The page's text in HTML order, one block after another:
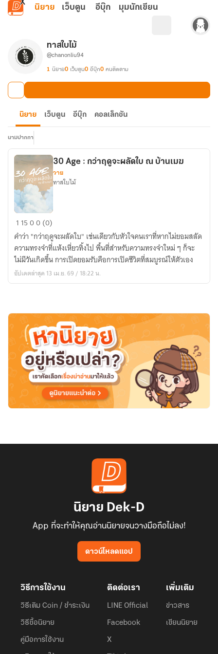
ข้ามไปยังเนื้อหาหลัก
นิยาย เว็บตูน อีบุ๊ก มุมนักเขียน
ทาสใบไม้
@chanonliu94
1 นิยาย0 เว็บตูน0 อีบุ๊ก0 คนติดตาม
นิยาย เว็บตูน อีบุ๊ก คอลเล็กชัน
นามปากกา
30
Age
:
กว่า
ฤดู
จะ
ณ
บ้าน
เมฆ
30 Age : กว่าฤดูจะผลัดใบ ณ บ้านเมฆ
วาย
ทาสใบไม้
1 1500 (0)
คำว่า "กว่าฤดูจะผลัดใบ" เช่นเดียวกับหัวใจคนเราที่หากไม่ยอมสลัด
ความทรงจำที่แห้งเหี่ยวทิ้งไป พื้นที่สำหรับความทรงจำใหม่ ๆ ก็จะ
ไม่มีวันเกิดขึ้น การเปิดยอมรับคือการเปิดชีวิตที่สมบูรณ์ให้ตัวเอง
อัปเดตล่าสุด 13 เม.ย. 69 / 18:22 น.
นิยาย Dek-D
App ที่จะทำให้คุณอ่านนิยายจนวางมือถือไม่ลง!
ดาวน์โหลดแอป
วิธีการใช้งาน
วิธีเติม Coin / ชำระเงิน
วิธีซื้อนิยาย
คู่มือการใช้งาน
ติดต่อเรา
LINE Official
Facebook
X
เพิ่มเติม
ข่าวสาร
เขียนนิยาย